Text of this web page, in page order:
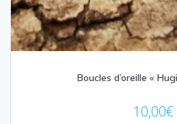
Boucles d’oreille «
10,00€